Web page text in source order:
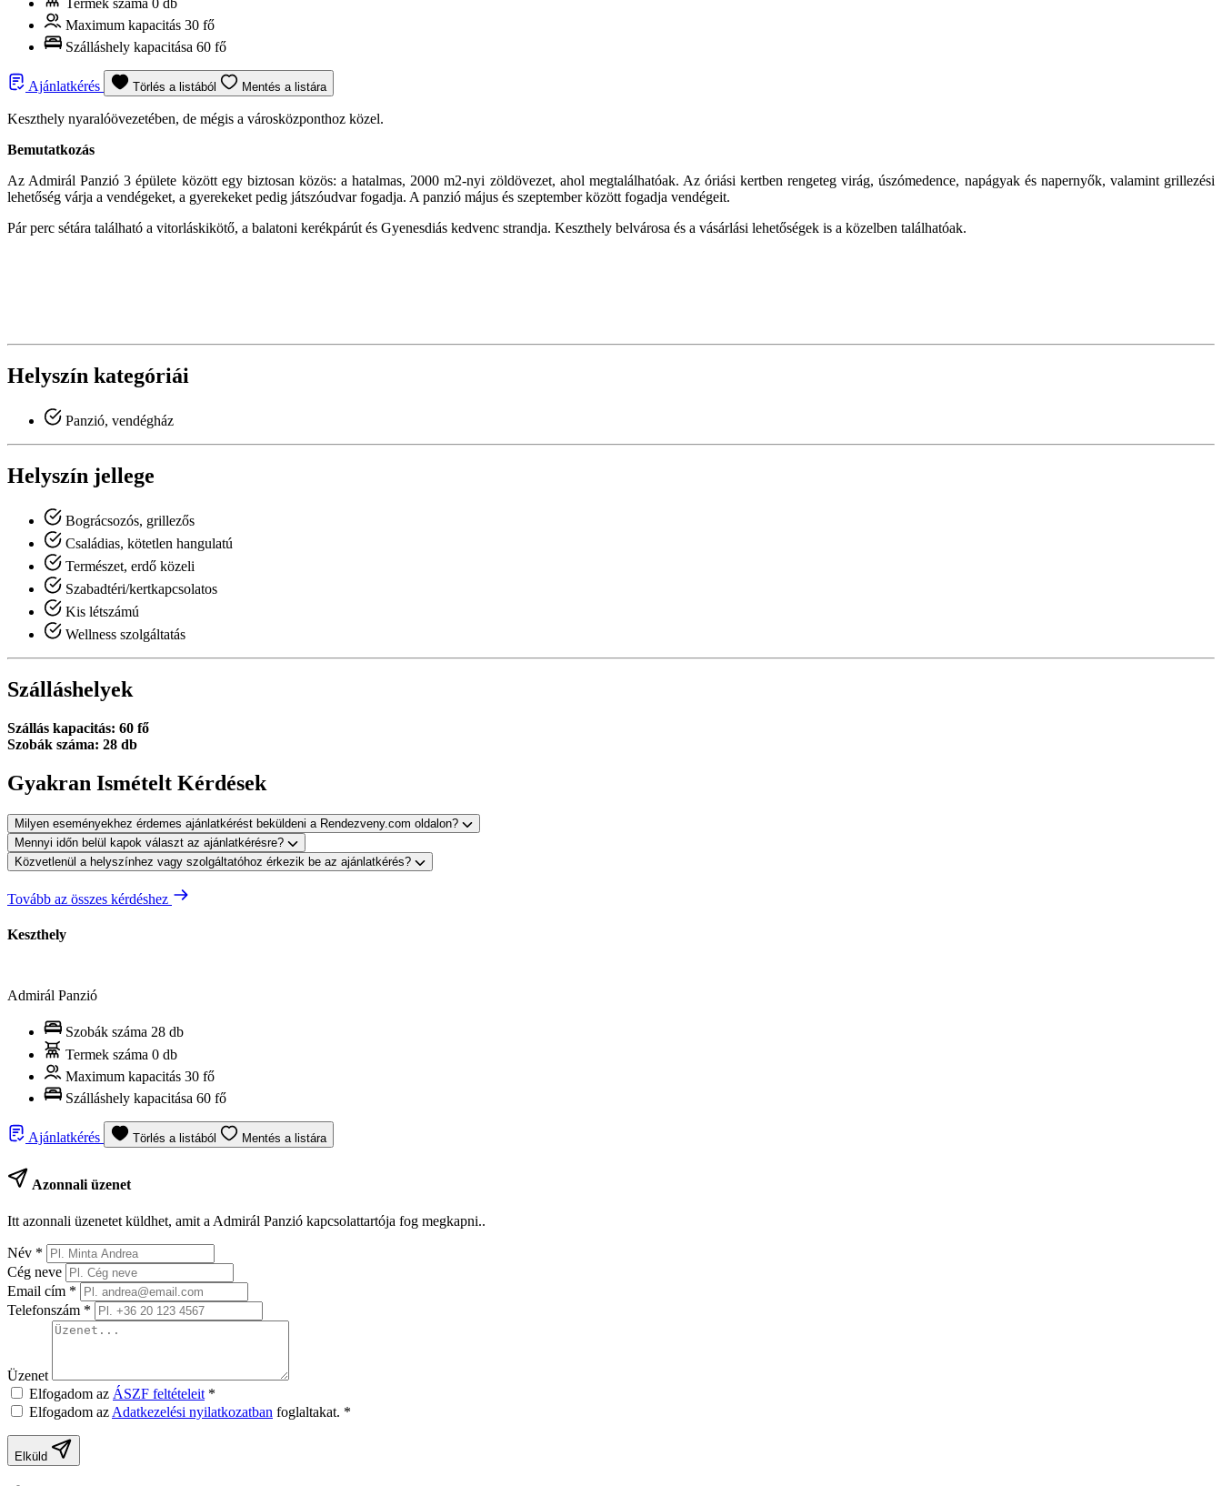
Termek száma 0 db
Maximum kapacitás 30 fő
Szálláshely kapacitása 60 fő
Ajánlatkérés Törlés a listából Mentés a listára
Keszthely nyaralóövezetében, de mégis a városközponthoz közel.
Bemutatkozás
Az Admirál Panzió 3 épülete között egy biztosan közös: a hatalmas, 2000 m2-nyi zöldövezet, ahol megtalálhatóak. Az óriási kertben rengeteg virág, úszómedence, napágyak és napernyők, valamint grillezési
lehetőség várja a vendégeket, a gyerekeket pedig játszóudvar fogadja. A panzió május és szeptember között fogadja vendégeit.
Pár perc sétára található a vitorláskikötő, a balatoni kerékpárút és Gyenesdiás kedvenc strandja. Keszthely belvárosa és a vásárlási lehetőségek is a közelben találhatóak.
Helyszín kategóriái
Panzió, vendégház
Helyszín jellege
Bográcsozós, grillezős
Családias, kötetlen hangulatú
Természet, erdő közeli
Szabadtéri/kertkapcsolatos
Kis létszámú
Wellness szolgáltatás
Szálláshelyek
Szállás kapacitás: 60 fő
Szobák száma: 28 db
Gyakran Ismételt Kérdések
Milyen eseményekhez érdemes ajánlatkérést beküldeni a Rendezveny.com oldalon?
Mennyi időn belül kapok választ az ajánlatkérésre?
Közvetlenül a helyszínhez vagy szolgáltatóhoz érkezik be az ajánlatkérés?
Tovább az összes kérdéshez
Keszthely
Admirál Panzió
Szobák száma 28 db
Termek száma 0 db
Maximum kapacitás 30 fő
Szálláshely kapacitása 60 fő
Ajánlatkérés Törlés a listából Mentés a listára
Azonnali üzenet
Itt azonnali üzenetet küldhet, amit a Admirál Panzió kapcsolattartója fog megkapni..
Név *
Cég neve
Email cím *
Telefonszám *
Üzenet
Elfogadom az ÁSZF feltételeit *
Elfogadom az Adatkezelési nyilatkozatban foglaltakat. *
Elküld